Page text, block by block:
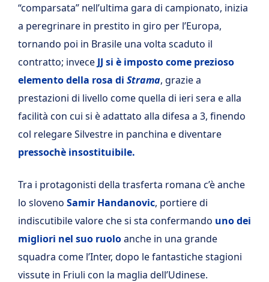
“comparsata” nell’ultima gara di campionato, inizia
a peregrinare in prestito in giro per l’Europa,
tornando poi in Brasile una volta scaduto il
contratto; invece JJ si è imposto come prezioso
elemento della rosa di Strama, grazie a
prestazioni di livello come quella di ieri sera e alla
facilità con cui si è adattato alla difesa a 3, finendo
col relegare Silvestre in panchina e diventare
pressochè insostituibile.
Tra i protagonisti della trasferta romana c’è anche
lo sloveno Samir Handanovic, portiere di
indiscutibile valore che si sta confermando uno dei
migliori nel suo ruoloanche in una grande
squadra come l’Inter, dopo le fantastiche stagioni
vissute in Friuli con la maglia dell’Udinese.